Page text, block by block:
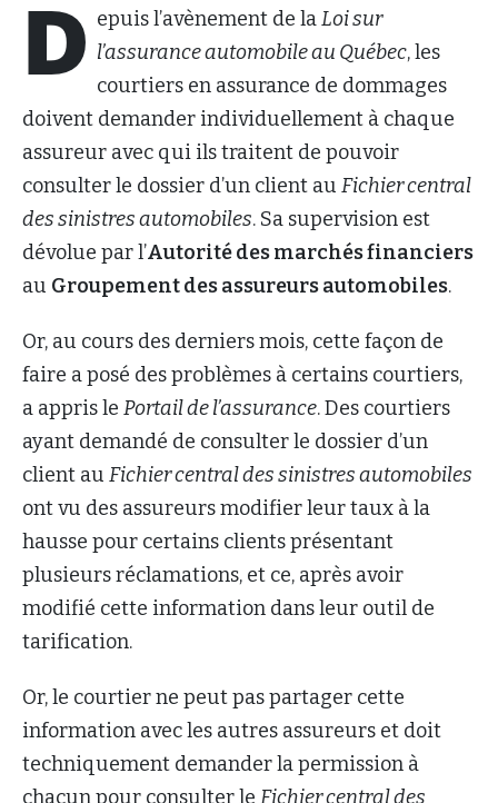
D epuis l’avènement de laLoi sur
l’assurance automobile au Québec, les
courtiers en assurance de dommages
doivent demander individuellement à chaque
assureur avec qui ils traitent de pouvoir
consulter le dossier d’un client au Fichier central
des sinistres automobiles. Sa supervision est
dévolue par l’Autorité des marchés financiers
au Groupement des assureurs automobiles.
Or, au cours des derniers mois, cette façon de
faire a posé des problèmes à certains courtiers,
a appris le Portail de l’assurance. Des courtiers
ayant demandé de consulter le dossier d’un
client au Fichier central des sinistres automobiles
ont vu des assureurs modifier leur taux à la
hausse pour certains clients présentant
plusieurs réclamations, et ce, après avoir
modifié cette information dans leur outil de
tarification.
Or, le courtier ne peut pas partager cette
information avec les autres assureurs et doit
techniquement demander la permission à
chacun pour consulter le Fichier central des